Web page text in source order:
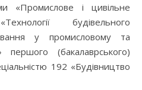
«Промислове і цивільне
будівельного
у промисловому та
першого (бакалаврського)
192 «Будівництво